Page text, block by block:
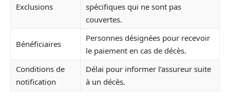
Exclusions
spécifiques qui ne sont pas
couvertes.
Bénéficiaires
Personnes désignées pour recevoir
le paiement en cas de décès.
Conditions de
notification
Délai pour informer l’assureur suite
à un décès.